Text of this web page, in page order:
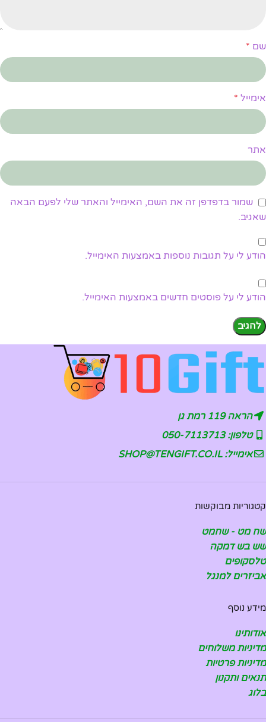
שם *
אימייל *
אתר
שמור בדפדפן זה את השם, האימייל והאתר שלי לפעם הבאה
שאגיב.
הודע לי על תגובות נוספות באמצעות האימייל.
הודע לי על פוסטים חדשים באמצעות האימייל.
הראה 119 רמת גן
טלפון: 050-7113713
אימייל: SHOP@TENGIFT.CO.IL
קטגוריות מבוקשות
שח מט - שחמט
שש בש דמקה
טלסקופים
אביזרים למנגל
מידע נוסף
אודותינו
מדיניות משלוחים
מדיניות פרטיות
תנאים ותקנון
בלוג